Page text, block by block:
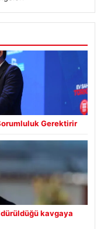
Gerektirir
kavgaya